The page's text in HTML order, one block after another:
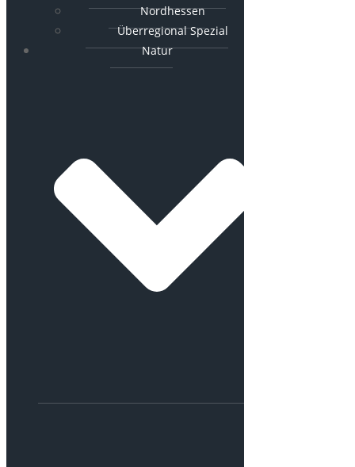
Nordhessen
Überregional Spezial
Natur